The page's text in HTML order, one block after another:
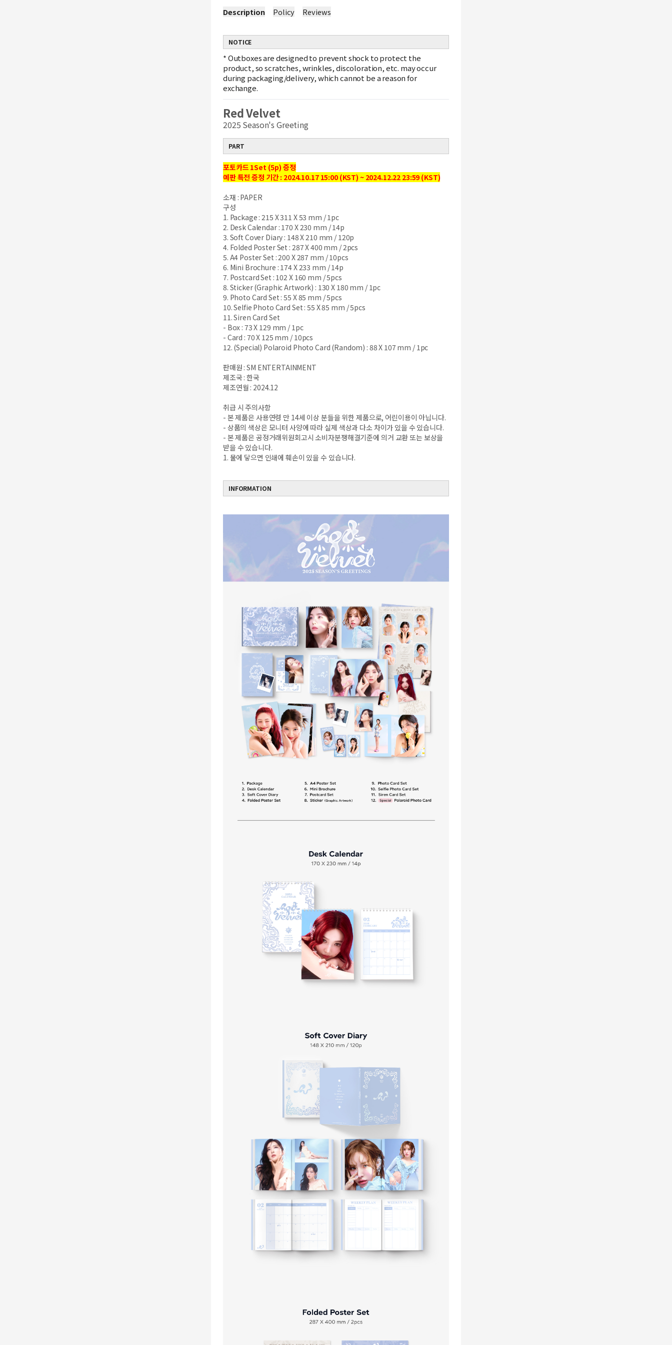
Description Policy Reviews
NOTICE
*Outboxes are designed to prevent shock to protect the
product, so scratches, wrinkles, discoloration, etc. may occur
during packaging/delivery, which cannot be a reason for
exchange.
Red Velvet
2025 Season's Greeting
PART
포토카드 1Set (5p) 증정
예판 특전 증정 기간 : 2024.10.17 15:00 (KST) ~ 2024.12.22 23:59 (KST)
소재 : PAPER
구성
1. Package : 215 X 311 X 53 mm / 1pc
2. Desk Calendar : 170 X 230 mm / 14p
3. Soft Cover Diary : 148 X 210 mm / 120p
4. Folded Poster Set : 287 X 400 mm / 2pcs
5. A4 Poster Set : 200 X 287 mm / 10pcs
6. Mini Brochure : 174 X 233 mm / 14p
7. Postcard Set : 102 X 160 mm / 5pcs
8. Sticker (Graphic Artwork) : 130 X 180 mm / 1pc
9. Photo Card Set : 55 X 85 mm / 5pcs
10. Selfie Photo Card Set : 55 X 85 mm / 5pcs
11. Siren Card Set
- Box : 73 X 129 mm / 1pc
- Card : 70 X 125 mm / 10pcs
12. (Special) Polaroid Photo Card (Random) : 88 X 107 mm / 1pc
판매원 : SM ENTERTAINMENT
제조국 : 한국
제조연월 : 2024.12
취급 시 주의사항
- 본 제품은 사용연령 만 14세 이상 분들을 위한 제품으로, 어린이용이 아닙니다.
- 상품의 색상은 모니터 사양에 따라 실제 색상과 다소 차이가 있을 수 있습니다.
- 본 제품은 공정거래위원회고시 소비자분쟁해결기준에 의거 교환 또는 보상을
받을 수 있습니다.
1. 물에 닿으면 인쇄에 훼손이 있을 수 있습니다.
INFORMATION